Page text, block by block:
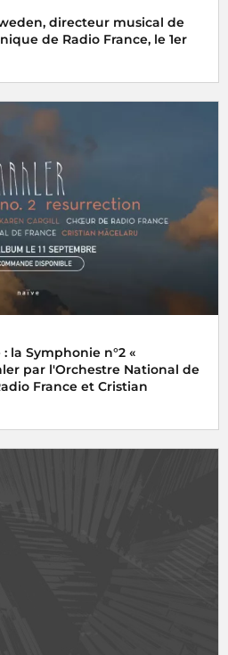
directeur musical de
de Radio France, le 1er
la Symphonie n°2 «
par l'Orchestre National de
France et Cristian